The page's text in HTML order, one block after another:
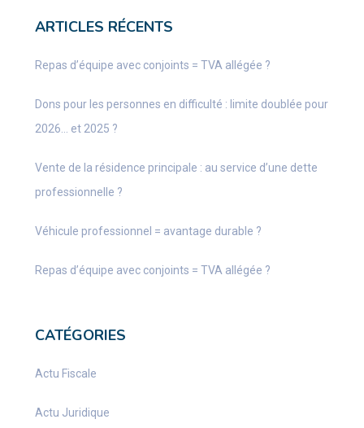
ARTICLES RÉCENTS
Repas d’équipe avec conjoints = TVA allégée ?
Dons pour les personnes en difficulté : limite doublée pour
2026… et 2025 ?
Vente de la résidence principale : au service d’une dette
professionnelle ?
Véhicule professionnel = avantage durable ?
Repas d’équipe avec conjoints = TVA allégée ?
CATÉGORIES
Actu Fiscale
Actu Juridique